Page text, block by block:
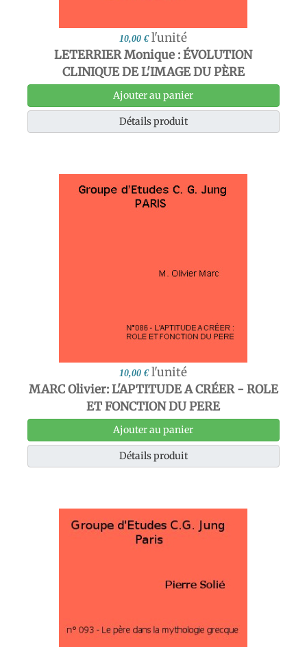
10,00 € l'unité
LETERRIER Monique : ÉVOLUTION
CLINIQUE DE L'IMAGE DU PÈRE
Ajouter au panier
Détails produit
10,00 € l'unité
MARC Olivier: L'APTITUDE A CRÉER - ROLE
ET FONCTION DU PERE
Ajouter au panier
Détails produit